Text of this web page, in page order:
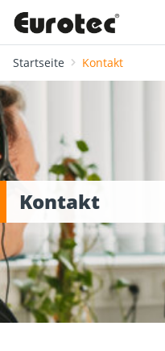
Startseite Kontakt
Kontakt